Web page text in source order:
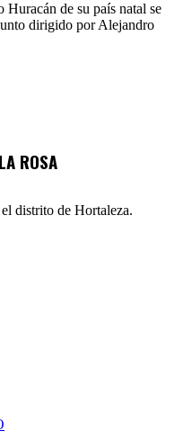
de su país natal se
dirigido por Alejandro
ROSA
distrito de Hortaleza.